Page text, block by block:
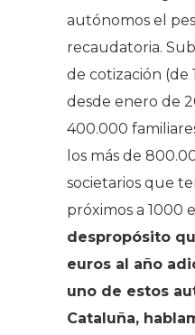
autónomos el
recaudatoria.
de cotización (de
desde enero de
400.000
los más de
societarios que
próximos a 1000
despropósito
euros al año
uno de estos
Cataluña,